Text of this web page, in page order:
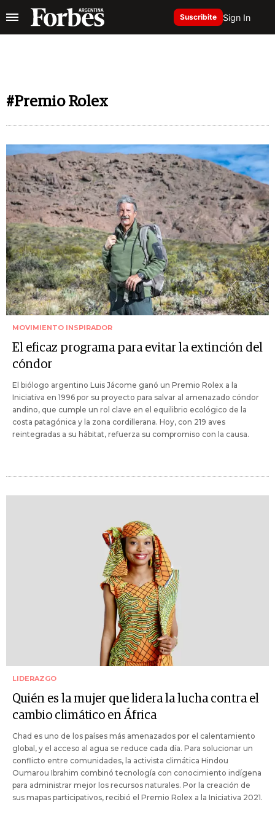
Suscribite Sign In
#Premio Rolex
MOVIMIENTO INSPIRADOR
El eficaz programa para evitar la extinción del
cóndor
El biólogo argentino Luis Jácome ganó un Premio Rolex a la
Iniciativa en 1996 por su proyecto para salvar al amenazado cóndor
andino, que cumple un rol clave en el equilibrio ecológico de la
costa patagónica y la zona cordillerana. Hoy, con 219 aves
reintegradas a su hábitat, refuerza su compromiso con la causa.
LIDERAZGO
Quién es la mujer que lidera la lucha contra el
cambio climático en África
Chad es uno de los países más amenazados por el calentamiento
global, y el acceso al agua se reduce cada día. Para solucionar un
conflicto entre comunidades, la activista climática Hindou
Oumarou Ibrahim combinó tecnología con conocimiento indígena
para administrar mejor los recursos naturales. Por la creación de
sus mapas participativos, recibió el Premio Rolex a la Iniciativa 2021.